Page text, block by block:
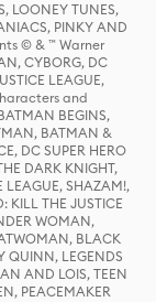
LOONEY TUNES,
PINKY AND
© & ™ Warner
CYBORG, DC
LEAGUE,
and
BEGINS,
BATMAN &
DC SUPER HERO
DARK KNIGHT,
LEAGUE, SHAZAM!,
KILL THE JUSTICE
WOMAN,
BLACK
QUINN, LEGENDS
AND LOIS, TEEN
PEACEMAKER